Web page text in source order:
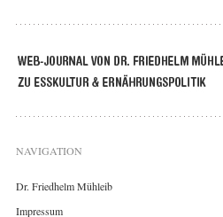
NAVIGATION
Dr. Friedhelm Mühleib
Impressum